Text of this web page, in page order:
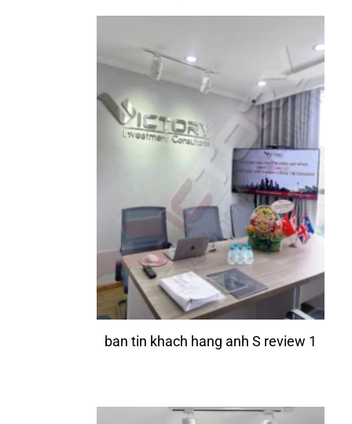
ban tin khach hang anh S review 1